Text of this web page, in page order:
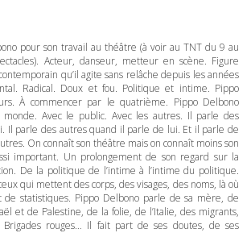
pour son travail au théâtre (à voir au TNT du 9 au
Acteur, danseur, metteur en scène. Figure
qu’il agite sans relâche depuis les années
Radical. Doux et fou. Politique et intime. Pippo
À commencer par le quatrième. Pippo Delbono
monde. Avec le public. Avec les autres. Il parle des
Il parle des autres quand il parle de lui. Et il parle de
On connaît son théâtre mais on connaît moins son
important. Un prolongement de son regard sur la
De la politique de l’intime à l’intime du politique.
qui mettent des corps, des visages, des noms, là où
de statistiques. Pippo Delbono parle de sa mère, de
et de Palestine, de la folie, de l’Italie, des migrants,
Brigades rouges… Il fait part de ses doutes, de ses